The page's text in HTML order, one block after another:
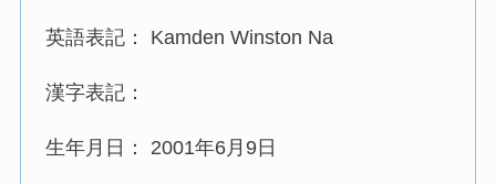
英語表記： Kamden Winston Na
漢字表記：
生年月日： 2001年6月9日